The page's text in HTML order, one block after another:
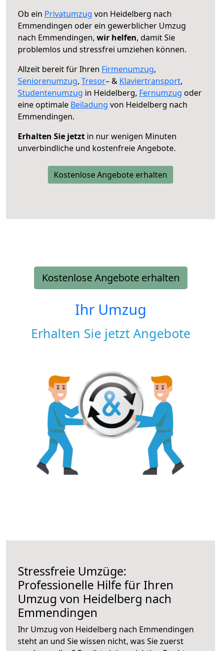
Ob ein Privatumzug von Heidelberg nach
Emmendingen oder ein gewerblicher Umzug
nach Emmendingen, wir helfen, damit Sie
problemlos und stressfrei umziehen können.
Allzeit bereit für Ihren Firmenumzug,
Seniorenumzug, Tresor– & Klaviertransport,
Studentenumzug in Heidelberg, Fernumzug oder
eine optimale Beiladung von Heidelberg nach
Emmendingen.
Erhalten Sie jetzt in nur wenigen Minuten
unverbindliche und kostenfreie Angebote.
Kostenlose Angebote erhalten
Kostenlose Angebote erhalten
Ihr Umzug
Erhalten Sie jetzt Angebote
Stressfreie Umzüge:
Professionelle Hilfe für Ihren
Umzug von Heidelberg nach
Emmendingen
Ihr Umzug von Heidelberg nach Emmendingen
steht an und Sie wissen nicht, was Sie zuerst